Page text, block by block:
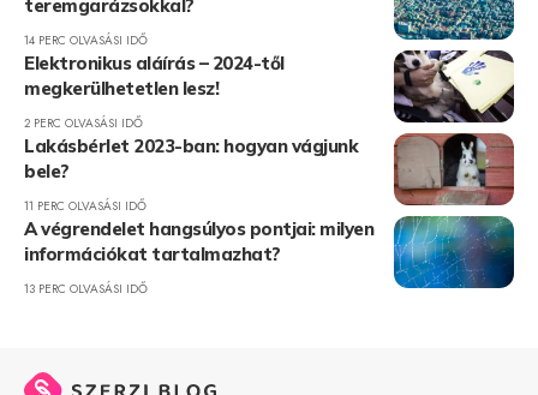
teremgarázsokkal?
14 PERC OLVASÁSI IDŐ
Elektronikus aláírás – 2024-től
megkerülhetetlen lesz!
2 PERC OLVASÁSI IDŐ
Lakásbérlet 2023-ban: hogyan vágjunk
bele?
11 PERC OLVASÁSI IDŐ
A végrendelet hangsúlyos pontjai: milyen
információkat tartalmazhat?
13 PERC OLVASÁSI IDŐ